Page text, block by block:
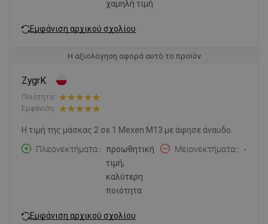
χαμηλή τιμή
Εμφάνιση αρχικού σχολίου
Η αξιολόγηση αφορά αυτό το προϊόν
ZygrK
Ποιότητα:
Εμφάνιση:
Η τιμή της μάσκας 2 σε 1 Mexen M13 με άφησε άναυδο.
Πλεονεκτήματα:
προωθητική
τιμή,
καλύτερη
ποιότητα
Μειονεκτήματα: -
Εμφάνιση αρχικού σχολίου